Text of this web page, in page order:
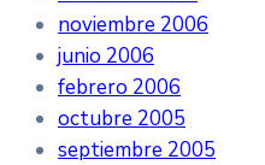
noviembre 2006
junio 2006
febrero 2006
octubre 2005
septiembre 2005